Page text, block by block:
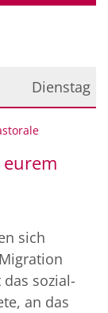
Dienstag
sich
sozial-
an das